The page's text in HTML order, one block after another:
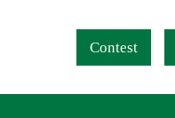
Contest